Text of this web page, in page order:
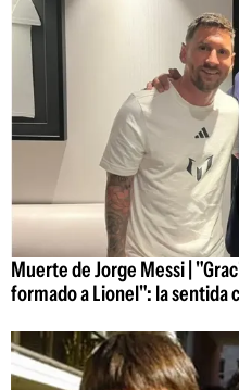
Muerte de Jorge Messi |
formado a Lionel": la sentida